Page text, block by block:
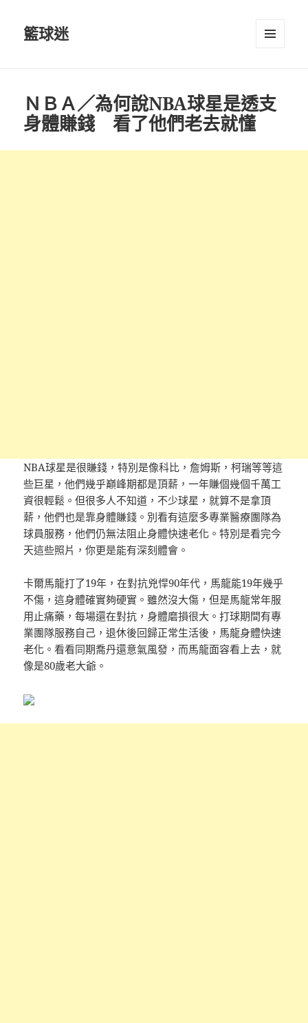
籃球迷
ＮＢＡ／為何說NBA球星是透支
身體賺錢 看了他們老去就懂
NBA球星是很賺錢，特別是像科比，詹姆斯，柯瑞等等這
些巨星，他們幾乎巔峰期都是頂薪，一年賺個幾個千萬工
資很輕鬆。但很多人不知道，不少球星，就算不是拿頂
薪，他們也是靠身體賺錢。別看有這麼多專業醫療團隊為
球員服務，他們仍無法阻止身體快速老化。特別是看完今
天這些照片，你更是能有深刻體會。
卡爾馬龍打了19年，在對抗兇悍90年代，馬龍能19年幾乎
不傷，這身體確實夠硬實。雖然沒大傷，但是馬龍常年服
用止痛藥，每場還在對抗，身體磨損很大。打球期間有專
業團隊服務自己，退休後回歸正常生活後，馬龍身體快速
老化。看看同期喬丹還意氣風發，而馬龍面容看上去，就
像是80歲老大爺。